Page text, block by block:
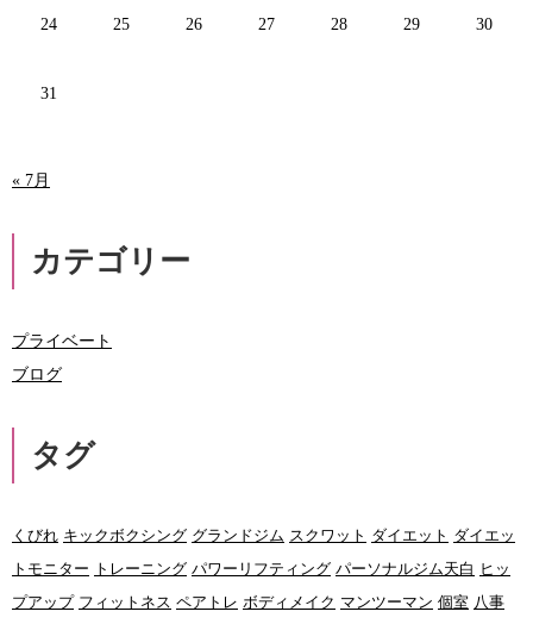
24 25 26 27 28 29 30
31
« 7月
カテゴリー
プライベート
ブログ
タグ
くびれ キックボクシング グランドジム スクワット ダイエット ダイエッ
トモニター トレーニング パワーリフティング パーソナルジム天白 ヒッ
プアップ フィットネス ペアトレ ボディメイク マンツーマン 個室 八事